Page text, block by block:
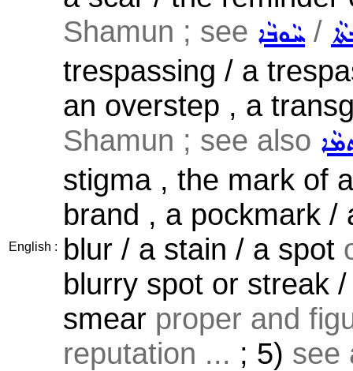
English :
Shamun ; see ܚܵܘܒܵܐ /
trespassing / a
an overstep , a
Shamun ; see also
stigma , the mark of
brand , a pockmark
blur / a stain / a spot
blurry spot or streak
smear proper and
reputation ... ; 5) see